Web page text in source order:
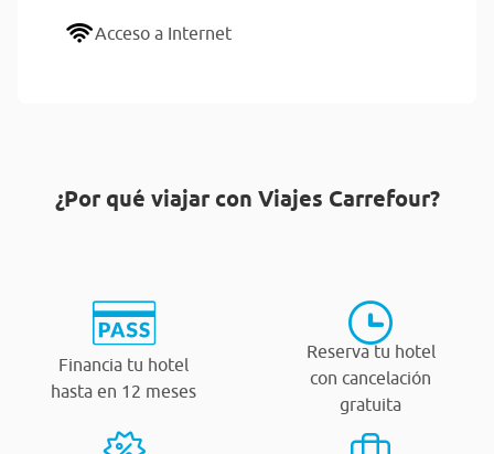
Acceso a Internet
¿Por qué viajar con Viajes Carrefour?
Financia tu hotel
hasta en 12 meses
Reserva tu hotel
con cancelación
gratuita